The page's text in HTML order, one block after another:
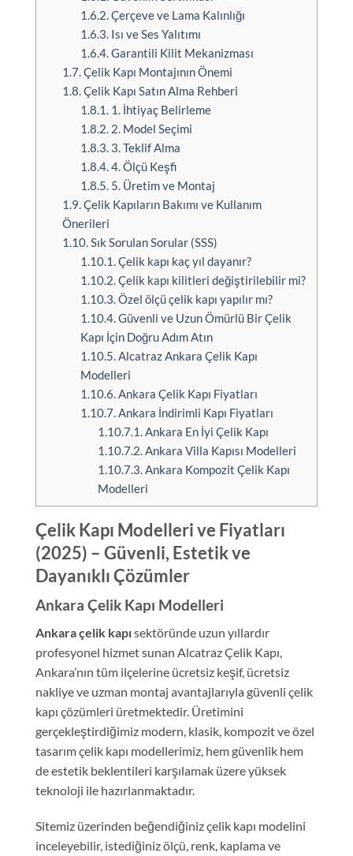
1.6.2.Çerçeve ve Lama Kalınlığı
1.6.3.Isı ve Ses Yalıtımı
1.6.4.Garantili Kilit Mekanizması
1.7.Çelik Kapı Montajının Önemi
1.8.Çelik Kapı Satın Alma Rehberi
1.8.1.1. İhtiyaç Belirleme
1.8.2.2. Model Seçimi
1.8.3.3. Teklif Alma
1.8.4.4. Ölçü Keşfi
1.8.5.5. Üretim ve Montaj
1.9.Çelik Kapıların Bakımı ve Kullanım
Önerileri
1.10.Sık Sorulan Sorular (SSS)
1.10.1.Çelik kapı kaç yıl dayanır?
1.10.2.Çelik kapı kilitleri değiştirilebilir mi?
1.10.3.Özel ölçü çelik kapı yapılır mı?
1.10.4.Güvenli ve Uzun Ömürlü Bir Çelik
Kapı İçin Doğru Adım Atın
1.10.5.Alcatraz Ankara Çelik Kapı
Modelleri
1.10.6.Ankara Çelik Kapı Fiyatları
1.10.7.Ankara İndirimli Kapı Fiyatları
1.10.7.1.Ankara En İyi Çelik Kapı
1.10.7.2.Ankara Villa Kapısı Modelleri
1.10.7.3.Ankara Kompozit Çelik Kapı
Modelleri
Çelik Kapı Modelleri ve Fiyatları
(2025) – Güvenli, Estetik ve
Dayanıklı Çözümler
Ankara Çelik Kapı Modelleri
Ankara çelik kapısektöründe uzun yıllardır
profesyonel hizmet sunan Alcatraz Çelik Kapı,
Ankara’nın tüm ilçelerine ücretsiz keşif, ücretsiz
nakliye ve uzman montaj avantajlarıyla güvenli çelik
kapı çözümleri üretmektedir. Üretimini
gerçekleştirdiğimiz modern, klasik, kompozit ve özel
tasarım çelik kapı modellerimiz, hem güvenlik hem
de estetik beklentileri karşılamak üzere yüksek
teknoloji ile hazırlanmaktadır.
Sitemiz üzerinden beğendiğiniz çelik kapı modelini
inceleyebilir, istediğiniz ölçü, renk, kaplama ve